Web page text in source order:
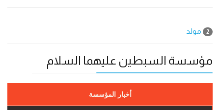
2 مولد
مؤسسة السبطين عليهما السلام
أخبار المؤسسة